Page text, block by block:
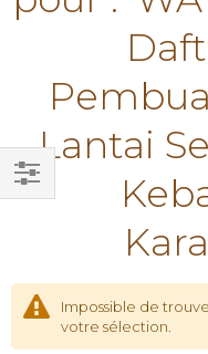
Lantai
Impossible de
votre sélection.
Filtrer